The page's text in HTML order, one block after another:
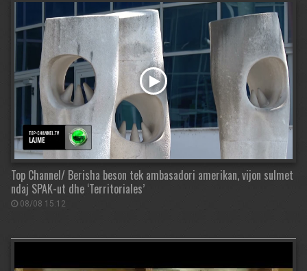
Top Channel/ Berisha beson tek ambasadori amerikan, vijon sulmet
ndaj SPAK-ut dhe ‘Territoriales’
08/08 15:12